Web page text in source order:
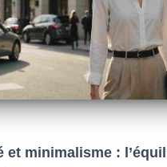
et minimalisme :